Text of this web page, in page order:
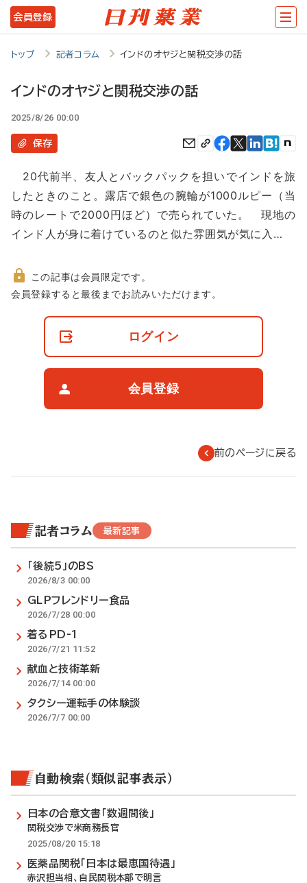
メ
イ
テ
移
会員登録
トップ 記者コラム インドのオヤジと関税交渉の話
インドのオヤジと関税交渉の話
2025/8/26 00:00
保存
20代前半、友人とバックパックを担いでインドを旅
したときのこと。露店で銀色の腕輪が1000ルピー（当
時のレートで2000円ほど）で売られていた。 現地の
インド人が身に着けているのと似た雰囲気が気に入…
非
この記事は会員限定です。
会員登録すると最後までお読みいただけます。
ログイン
会員登録
前のページに戻る
記者コラム 最新記事
「後続5」のBS
2026/8/3 00:00
GLPフレンドリー食品
2026/7/28 00:00
着るPD-1
2026/7/21 11:52
献血と技術革新
2026/7/14 00:00
タクシー運転手の体験談
2026/7/7 00:00
自動検索（類似記事表示）
日本の合意文書「数週間後」
関税交渉で米商務長官
2025/08/20 15:18
医薬品関税「日本は最恵国待遇」
赤沢担当相、自民関税本部で明言